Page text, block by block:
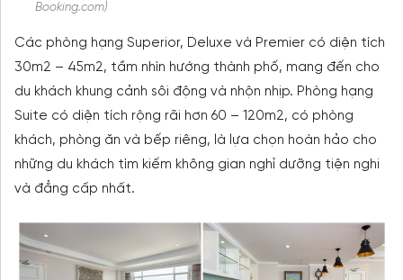
Booking.com)
Các phòng hạng Superior, Deluxe và Premier có diện tích
30m2 – 45m2, tầm nhìn hướng thành phố, mang đến cho
du khách khung cảnh sôi động và nhộn nhịp. Phòng hạng
Suite có diện tích rộng rãi hơn 60 – 120m2, có phòng
khách, phòng ăn và bếp riêng, là lựa chọn hoàn hảo cho
những du khách tìm kiếm không gian nghỉ dưỡng tiện nghi
và đẳng cấp nhất.